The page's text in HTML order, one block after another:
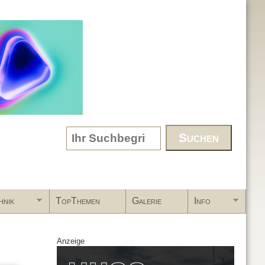
Search form
TopThemen Galerie Info
Anzeige